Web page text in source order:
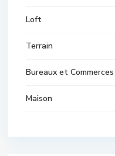
Loft
Terrain
Bureaux et Commerces
Maison